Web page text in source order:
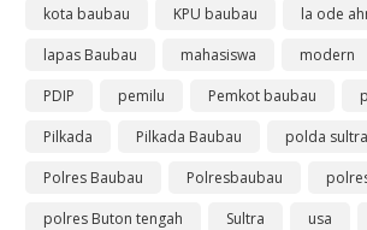
kota baubau
KPU baubau
la ode
lapas Baubau
mahasiswa modern
PDIP
pemilu Pemkot baubau
Pilkada
Pilkada Baubau polda sultra
Polres Baubau
Polresbaubau
polres Buton tengah
Sultra usa